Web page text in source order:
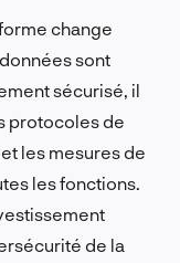
change
sont
sécurisé, il
protocoles de
les mesures de
les fonctions.
de la